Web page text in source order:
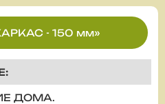
- 150 мм»
ДОМА.